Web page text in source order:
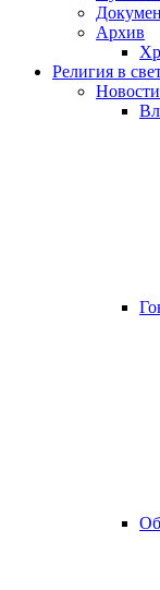
Архив
Религия в
Новости